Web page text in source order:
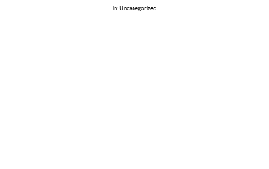
in: Uncategorized